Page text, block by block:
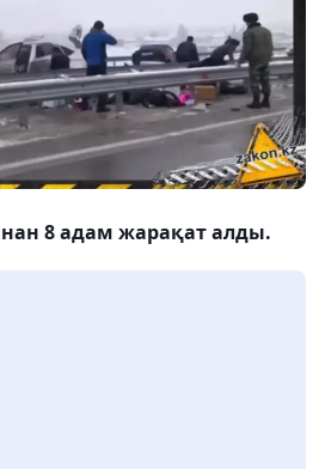
8 адам жарақат алды.